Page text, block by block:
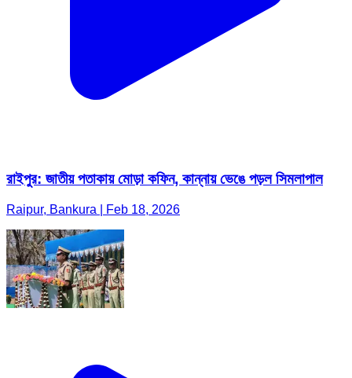
রাইপুর: জাতীয় পতাকায় মোড়া কফিন, কান্নায় ভেঙে পড়ল সিমলাপাল
Raipur, Bankura | Feb 18, 2026